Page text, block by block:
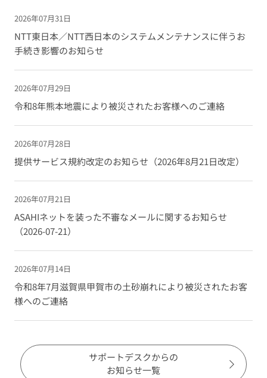
2026年07月31日
NTT東日本／NTT西日本のシステムメンテナンスに伴うお
手続き影響のお知らせ
2026年07月29日
令和8年熊本地震により被災されたお客様へのご連絡
2026年07月28日
提供サービス規約改定のお知らせ（2026年8月21日改定）
2026年07月21日
ASAHIネットを装った不審なメールに関するお知らせ
（2026-07-21）
2026年07月14日
令和8年7月滋賀県甲賀市の土砂崩れにより被災されたお客
様へのご連絡
サポートデスクからの
お知らせ一覧